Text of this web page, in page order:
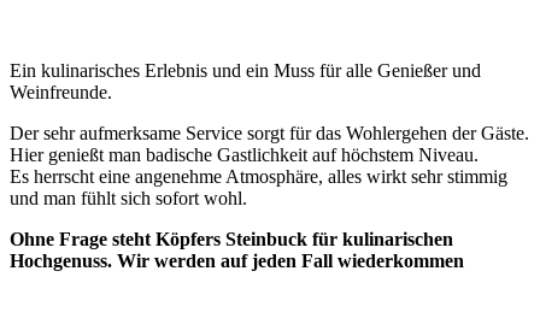
Ein kulinarisches Erlebnis und ein Muss für alle Genießer und
Weinfreunde.
Der sehr aufmerksame Service sorgt für das Wohlergehen der Gäste.
Hier genießt man badische Gastlichkeit auf höchstem Niveau.
Es herrscht eine angenehme Atmosphäre, alles wirkt sehr stimmig
und man fühlt sich sofort wohl.
Ohne Frage steht Köpfers Steinbuck für kulinarischen
Hochgenuss. Wir werden auf jeden Fall wiederkommen